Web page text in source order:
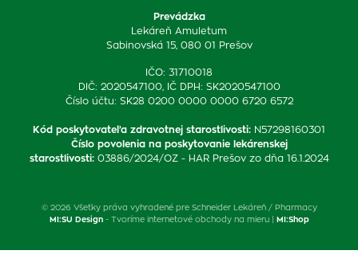
Prevádzka
Lekáreň Amuletum
Sabinovská 15, 080 01 Prešov
IČO: 31710018
DIČ: 2020547100, IČ DPH: SK2020547100
Číslo účtu: SK28 0200 0000 0000 6720 6572
Kód poskytovateľa zdravotnej starostlivosti: N57298160301
Číslo povolenia na poskytovanie lekárenskej
starostlivosti: 03886/2024/OZ - HAR Prešov zo dňa 16.1.2024
© 2026 Všetky práva vyhradené pre Schneider Lekáreň / Pharmacy
MI:SU Design- Tvoríme internetové obchody na mieru | MI:Shop